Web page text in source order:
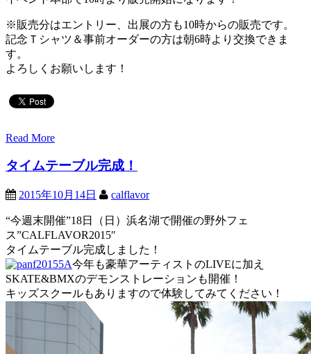
※販売分はエントリー、出展の方も10時からの販売です。
記念Ｔシャツ＆事前オーダーの方は朝6時より交換できま
す。
よろしくお願いします！
Read More
タイムテーブル完成！
2015年10月14日 calflavor
“今週末開催”18日（日）浜名湖で開催の野外フェ
ス”CALFLAVOR2015″
タイムテーブル完成しました！
今年も豪華アーティストのLIVEに加え
SKATE&BMXのデモンストレーションも開催！
キッズスクールもありますので体験してみてください！